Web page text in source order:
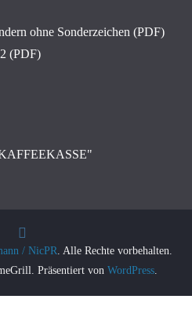
ohne Sonderzeichen (PDF)
(PDF)
/ NicPR. Alle Rechte vorbehalten.
Präsentiert von WordPress.